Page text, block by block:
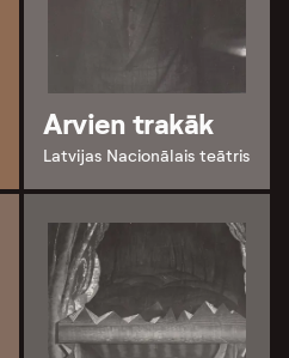
Arvien trakāk
Latvijas Nacionālais teātris